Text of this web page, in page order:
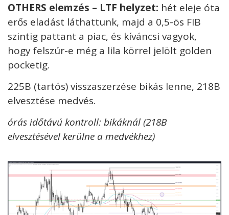
OTHERS elemzés – LTF helyzet: hét eleje óta
erős eladást láthattunk, majd a 0,5-ös FIB
szintig pattant a piac, és kíváncsi vagyok,
hogy felszúr-e még a lila körrel jelölt golden
pocketig.
225B (tartós) visszaszerzése bikás lenne, 218B
elvesztése medvés.
órásidőtávú kontroll: bikáknál (218B
elvesztésével kerülne a medvékhez)